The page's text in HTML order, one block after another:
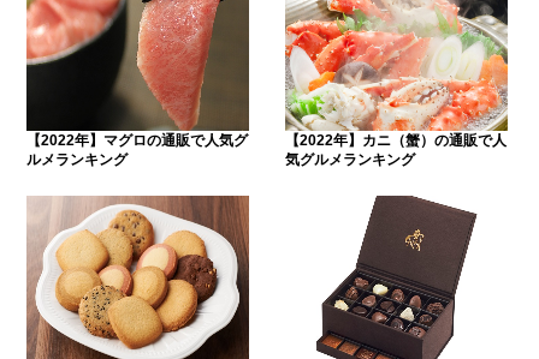
【2022年】マグロの通販で人気グ
ルメランキング
【2022年】カニ（蟹）の通販で人
気グルメランキング